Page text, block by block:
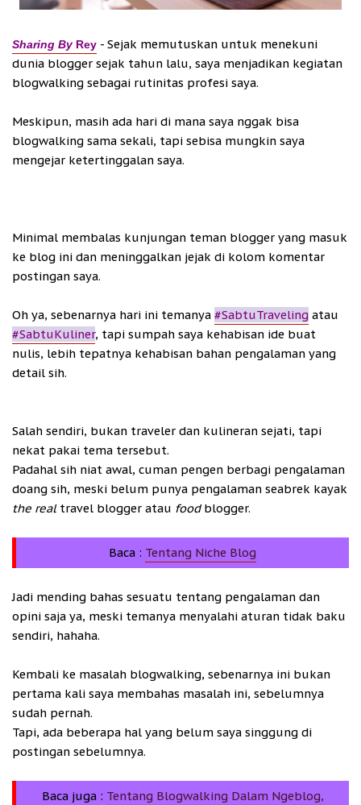
Sharing By Rey - Sejak memutuskan untuk menekuni
dunia blogger sejak tahun lalu, saya menjadikan kegiatan
blogwalking sebagai rutinitas profesi saya.
Meskipun, masih ada hari di mana saya nggak bisa
blogwalking sama sekali, tapi sebisa mungkin saya
mengejar ketertinggalan saya.
Minimal membalas kunjungan teman blogger yang masuk
ke blog ini dan meninggalkan jejak di kolom komentar
postingan saya.
Oh ya, sebenarnya hari ini temanya #SabtuTraveling atau
#SabtuKuliner, tapi sumpah saya kehabisan ide buat
nulis, lebih tepatnya kehabisan bahan pengalaman yang
detail sih.
Salah sendiri, bukan traveler dan kulineran sejati, tapi
nekat pakai tema tersebut.
Padahal sih niat awal, cuman pengen berbagi pengalaman
doang sih, meski belum punya pengalaman seabrek kayak
the real travel blogger atau foodblogger.
Baca : Tentang Niche Blog
Jadi mending bahas sesuatu tentang pengalaman dan
opini saja ya, meski temanya menyalahi aturan tidak baku
sendiri, hahaha.
Kembali ke masalah blogwalking, sebenarnya ini bukan
pertama kali saya membahas masalah ini, sebelumnya
sudah pernah.
Tapi, ada beberapa hal yang belum saya singgung di
postingan sebelumnya.
Baca juga : Tentang Blogwalking Dalam Ngeblog,